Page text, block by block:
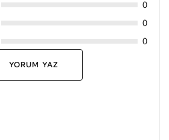
0
0
0
YORUM YAZ